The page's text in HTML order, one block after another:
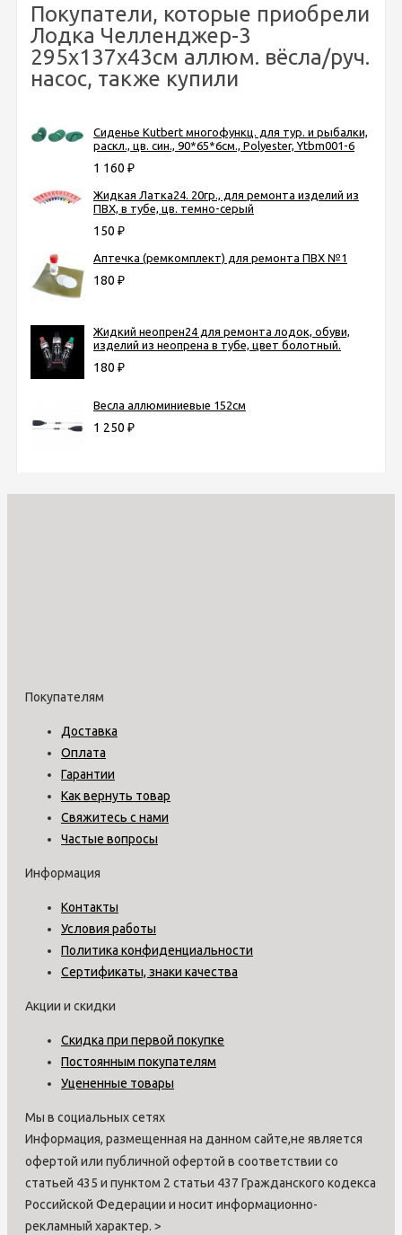
Покупатели, которые приобрели
Лодка Челленджер-3
295х137х43см аллюм. вёсла/руч.
насос, также купили
Сиденье Kutbert многофункц. для тур. и рыбалки,
раскл., цв. син., 90*65*6см., Polyester, Ytbm001-6
1 160 ₽
Жидкая Латка24. 20гр., для ремонта изделий из
ПВХ, в тубе, цв. темно-серый
150 ₽
Аптечка (ремкомплект) для ремонта ПВХ №1
180 ₽
Жидкий неопрен24 для ремонта лодок, обуви,
изделий из неопрена в тубе, цвет болотный.
180 ₽
Весла аллюминиевые 152см
1 250 ₽
Покупателям
Доставка
Оплата
Гарантии
Как вернуть товар
Свяжитесь с нами
Частые вопросы
Информация
Контакты
Условия работы
Политика конфиденциальности
Сертификаты, знаки качества
Акции и скидки
Скидка при первой покупке
Постоянным покупателям
Уцененные товары
Мы в социальных сетях
Информация, размещенная на данном сайте,не является
офертой или публичной офертой в соответствии со
статьей 435 и пунктом 2 статьи 437 Гражданского кодекса
Российской Федерации и носит информационно-
рекламный характер. >